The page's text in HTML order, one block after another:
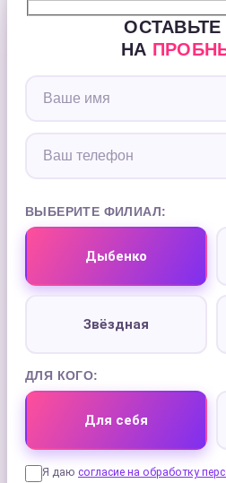
ОСТАВЬТЕ
НА
ВЫБЕРИТЕ ФИЛИАЛ:
Дыбенко
Звёздная
ДЛЯ КОГО:
Для себя
Я даю согласие на обработку